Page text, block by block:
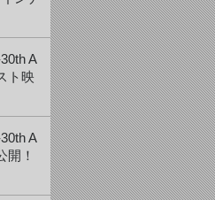
A
ト映
A
開！